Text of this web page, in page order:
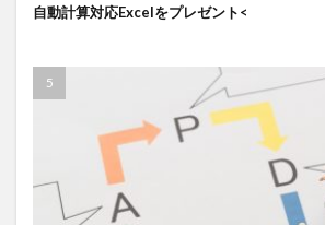
自動計算対応Excelをプレゼント<
検索